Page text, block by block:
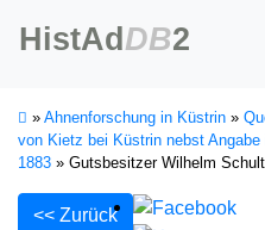
HistAd DB2
» Ahnenforschung in Küstrin »
von Kietz bei Küstrin nebst
1883 » Gutsbesitzer Wilhelm
<< Zurück